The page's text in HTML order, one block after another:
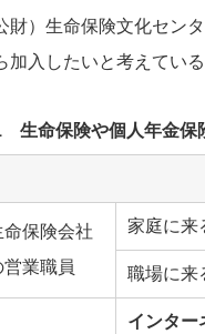
財）生命保険文化セン
加入したいと考えてい
生命保険や個人年金保
命保険会社
営業職員
家庭に来
職場に来
インター